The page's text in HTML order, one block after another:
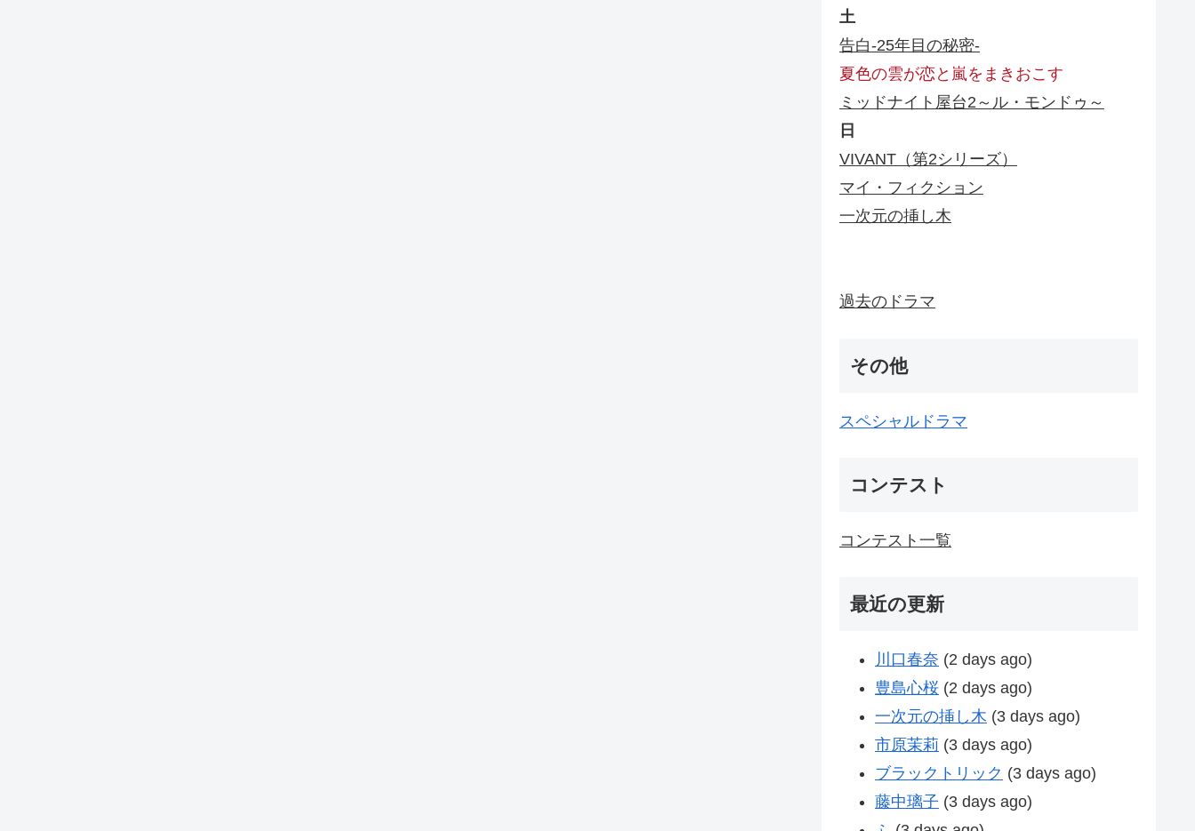
土
告白-25年目の秘密-
夏色の雲が恋と嵐をまきおこす
ミッドナイト屋台2～ル・モンドゥ～
日
VIVANT（第2シリーズ）
マイ・フィクション
一次元の挿し木
過去のドラマ
その他
スペシャルドラマ
コンテスト
コンテスト一覧
最近の更新
川口春奈 (2 days ago)
豊島心桜 (2 days ago)
一次元の挿し木 (3 days ago)
市原茉莉 (3 days ago)
ブラックトリック (3 days ago)
藤中璃子 (3 days ago)